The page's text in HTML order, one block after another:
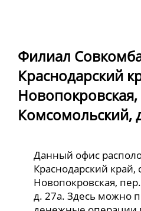
Филиал
Краснодарский
Комсомольский,
Данный офис
Краснодарский край,
Новопокровская,
д. 27а. Здесь можно